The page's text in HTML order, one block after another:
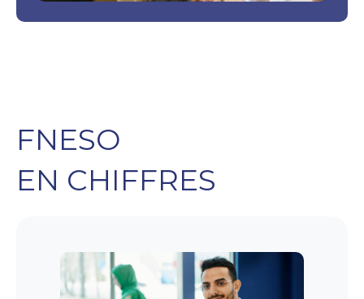
FNESO
EN CHIFFRES